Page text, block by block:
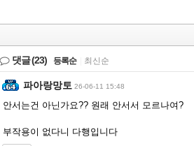
댓글(23) 등록순 최신순
파아랑망토 26-06-11 15:48
안서는건 아닌가요?? 원래 안서서 모르나여?
부작용이 없다니 다행입니다